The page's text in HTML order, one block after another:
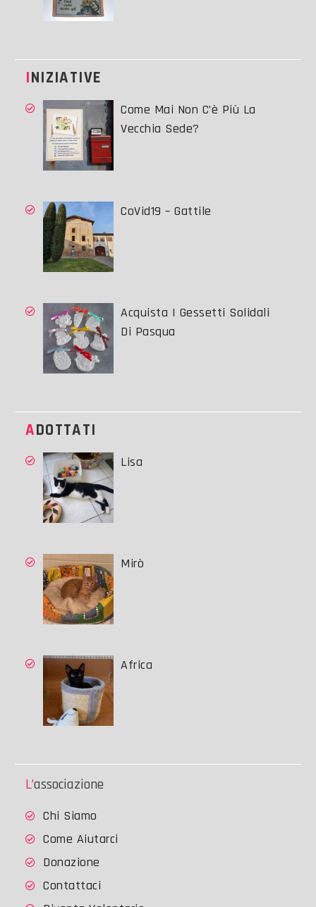
INIZIATIVE
Come Mai Non C’è Più La
Vecchia Sede?
CoVid19 – Gattile
Acquista I Gessetti Solidali
Di Pasqua
ADOTTATI
Lisa
Mirò
Africa
L’associazione
Chi Siamo
Come Aiutarci
Donazione
Contattaci